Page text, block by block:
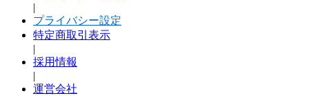
|
プライバシー設定
特定商取引表示
|
採用情報
|
運営会社